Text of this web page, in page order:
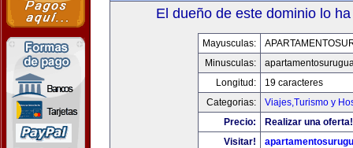
El dueño de este dominio lo
Mayusculas:
Minusculas:
Longitud:
19 caracteres
Categorias:
Viajes,Turismo y
Precio:
Realizar una oferta!
Visitar!